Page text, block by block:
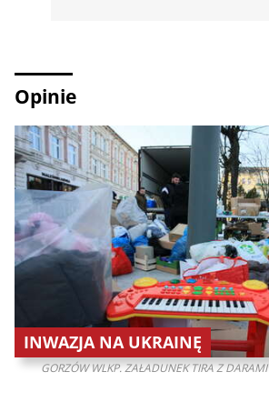
Opinie
GORZÓW WLKP. ZAŁADUNEK TIRA Z
INWAZJA NA UKRAINĘ